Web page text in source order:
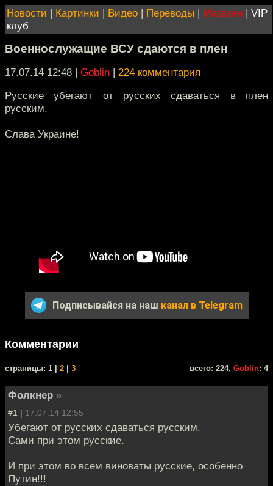
Новости | Картинки | Видео | Переводы | Магазин | VIP
клуб
Военнослужащие ВСУ сдаются в плен
17.07.14 12:48 | Goblin | 224 комментария
Русские убегают от русских сдаваться в плен
русским.
Слава Украине!
Подписывайся на наш канал в Telegram
Комментарии
cтраницы: 1 | 2 3 всего: 224, Goblin: 4
Фолкнер »
#1 | 17.07.14 12:55
Убегают от русских сдаваться русским.
Сами при этом русские.
И при этом во всем виноваты русские, особенно
Путин!!!